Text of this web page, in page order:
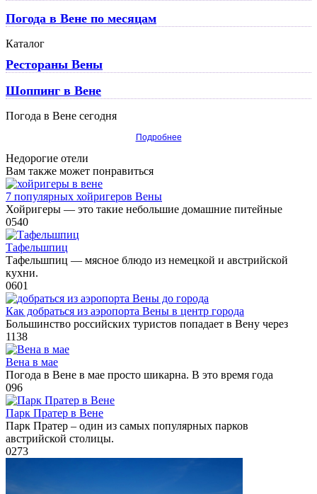
Погода в Вене по месяцам
Каталог
Рестораны Вены
Шоппинг в Вене
Погода в Вене сегодня
Подробнее
Недорогие отели
Вам также может понравиться
7 популярных хойригеров Вены
Хойригеры — это такие небольшие домашние питейные
0540
Тафельшпиц
Тафельшпиц — мясное блюдо из немецкой и австрийской
кухни.
0601
Как добраться из аэропорта Вены в центр города
Большинство российских туристов попадает в Вену через
1138
Вена в мае
Погода в Вене в мае просто шикарна. В это время года
096
Парк Пратер в Вене
Парк Пратер – один из самых популярных парков
австрийской столицы.
0273